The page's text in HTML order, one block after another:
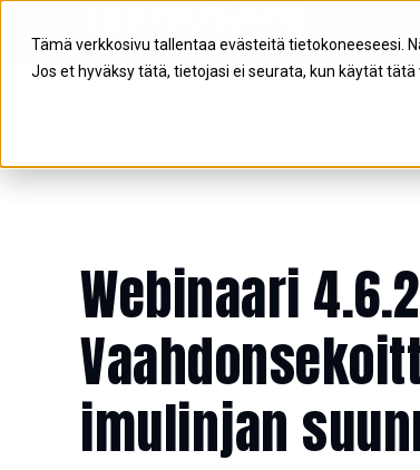
Tämä verkkosivu tallentaa evästeitä tietokoneeseesi.
Jos et hyväksy tätä, tietojasi ei seurata, kun käytät tätä
Webinaari
imulinjan